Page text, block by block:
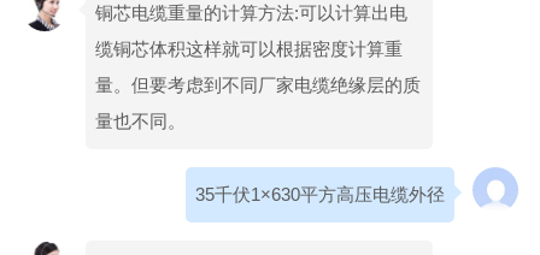
铜芯电缆重量的计算方法:可以计算出电
缆铜芯体积这样就可以根据密度计算重
量。但要考虑到不同厂家电缆绝缘层的质
量也不同。
35千伏1×630平方高压电缆外径